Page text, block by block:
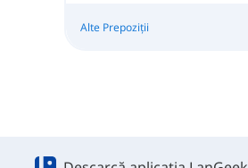
Alte Prepoziții